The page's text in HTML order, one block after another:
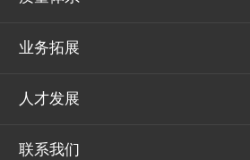
业务拓展
人才发展
联系我们